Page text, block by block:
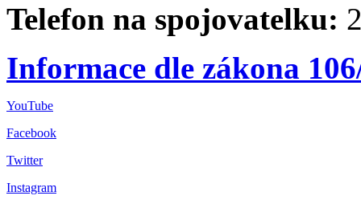
Telefon na spojovatelku:
Informace dle zákona
YouTube
Facebook
Twitter
Instagram